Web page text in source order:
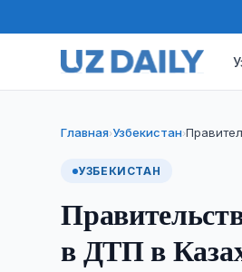
Главная›Узбекистан›
УЗБЕКИСТАН
в ДТП в